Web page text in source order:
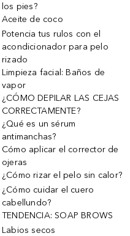
los pies?
Aceite de coco
Potencia tus rulos con el
acondicionador para pelo
rizado
Limpieza facial: Baños de
vapor
¿CÓMO DEPILAR LAS CEJAS
CORRECTAMENTE?
¿Qué es un sérum
antimanchas?
Cómo aplicar el corrector de
ojeras
¿Cómo rizar el pelo sin calor?
¿Cómo cuidar el cuero
cabellundo?
TENDENCIA: SOAP BROWS
Labios secos